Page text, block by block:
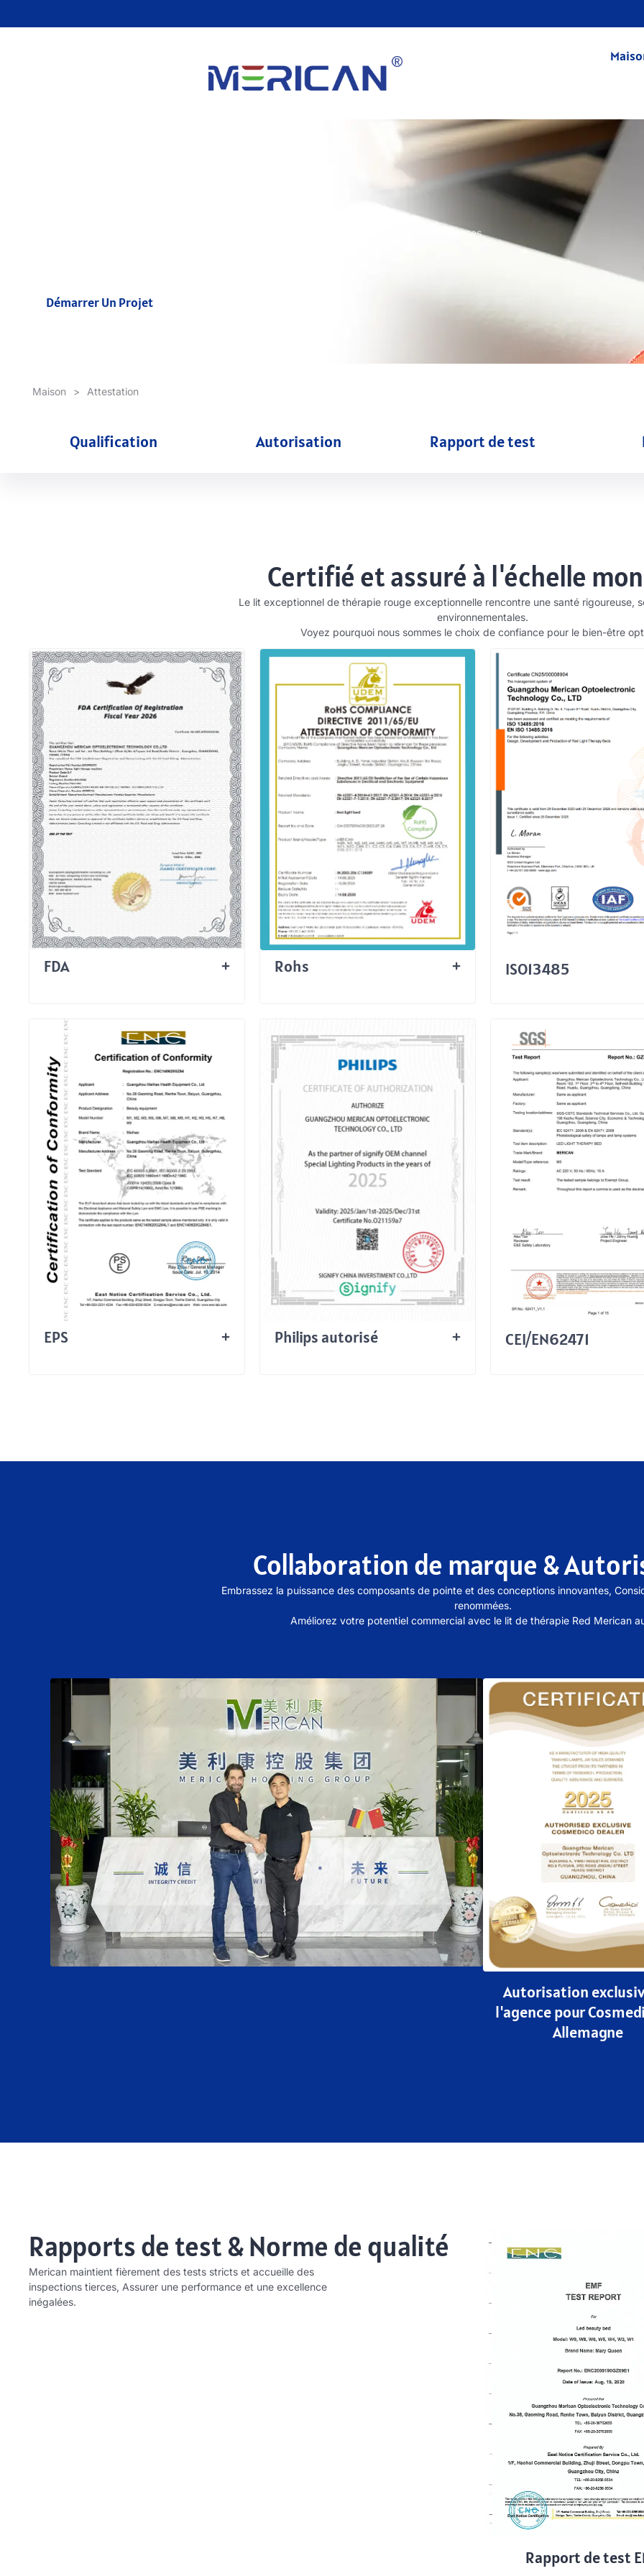
Découvrez le lit de thérapie rouge de Merican, un produit innovant soutenu par des
certifications faisant autorité, Rapports de test rigoureux, brevets précieux, et des récompenses
Démarrer Un Projet
Maison > Attestation
Qualification Autorisation Rapport de test
Certifié et assuré à l'échelle
Le lit exceptionnel de thérapie rouge exceptionnelle rencontre une santé rigoureuse,
environnementales.
Voyez pourquoi nous sommes le choix de confiance pour le bien-être
FDA Rohs ISO13485
EPS Philips autorisé CEI/EN62471
Collaboration de marque &
Embrassez la puissance des composants de pointe et des conceptions innovantes,
renommées.
Améliorez votre potentiel commercial avec le lit de thérapie Red Merican
Autorisation
l'agence pour
Allemagne
Rapports de test & Norme de qualité
Merican maintient fièrement des tests stricts et accueille des
inspections tierces, Assurer une performance et une excellence
inégalées.
Rapport de test